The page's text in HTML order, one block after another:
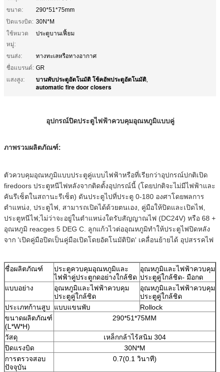
ขนาด:
290*51*75mm
ปิดแรงบิด: 30N*M
ใช้หมวด
หมู่:
ประตูบานเฟี้ยม
ขนส่ง:
ทางทะเลหรือทางอากาศ
ชื่อแบรนด์: GR
แสงสูง:
บานพับประตูอัตโนมัติ โช้คอัพประตูอัตโนมัติ,
automatic fire door closers
อุปกรณ์ปิดประตูไฟฟ้าควบคุมอุณหภูมิแบบคู่
ภาพรวมผลิตภัณฑ์:
ตัวควบคุมอุณหภูมิแบบประตูคู่แบบไฟฟ้าหรือที่เรียกว่าอุปกรณ์ปกติเปิด
firedoors ประตูหนีไฟหลังจากติดตั้งอุปกรณ์นี้ (โดยปกติจะไม่มีไฟฟ้าและ
คันรีเซ็ตในสถานะรีเซ็ต) ดันประตูไปที่ประตู 0-180 องศาโดยพลการ
ตำแหน่ง, ประตูไฟ, สามารถเปิดได้ด้วยตนเอง, คู่มือให้ปิดและเปิดไฟ,
ประตูหนีไฟ;ไม่ว่าจะอยู่ในตำแหน่งใดรับสัญญาณไฟ (DC24V) หรือ 68 +
อุณหภูมิ reacges 5 DEG C. ลูกแก้วไวต่ออุณหภูมิทำให้ประตูไฟปิดหลัง
จาก 'เปิดคู่มือปิดเป็นคู่มือเปิดโดยอัตโนมัติปิด' เคลื่อนย้ายได้ อุปสรรคไฟ
ชื่อผลิตภัณฑ์
ประตูควบคุมอุณหภูมิและ
ไฟฟ้าคู่ประตูกดอย่างใกล้ชิด
อุณหภูมิและไฟฟ้าควบคุม
ประตูคู่ใกล้ชิด- มือกด
แบบอย่าง
อุณหภูมิและไฟฟ้าควบคุม
ประตูคู่ใกล้ชิด
อุณหภูมิและไฟฟ้าควบคุม
ประตูคู่ใกล้ชิด
ประเภทก้านสูบ
แบบแขนพับ
Rollock
ขนาดผลิตภัณฑ์
(L*W*H)
290*51*75MM
วัสดุ
เหล็กกล้าไร้สนิม 304
ปิดแรงบิด
30N*M
การตรวจสอบ
ปัจจุบัน
0.7(0.1 วินาที)